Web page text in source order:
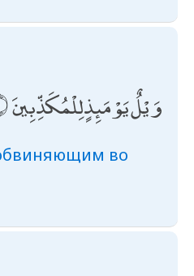
وَيْلٌ يَوْمَئِذٍ لِلْمُكَذِّبِينَ
во